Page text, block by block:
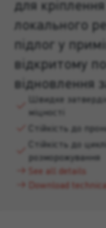
для
локального
підлог у
відкритому
відновлення
Швидке
міцності
Стійкість до
Стійкість до
розморожування
See all details
Download